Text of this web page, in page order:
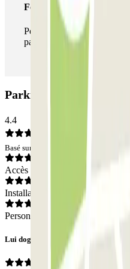
Forfait illimité
Pendant votre séjour, vous
parking aussi souvent que
Parking Quai Branly -
4.4
Basé sur 424 avis
Accès
Installations
Personnel
Lui dog life